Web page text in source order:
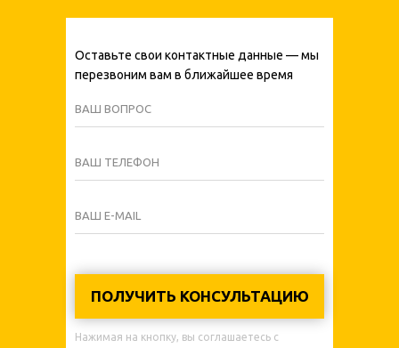
ВАШ ВОПРОС
ВАШ ТЕЛЕФОН
ВАШ E-MAIL
ПОЛУЧИТЬ КОНСУЛЬТАЦИЮ
Оставьте свои контактные данные — мы
перезвоним вам в ближайшее время
Нажимая на кнопку, вы соглашаетесь с